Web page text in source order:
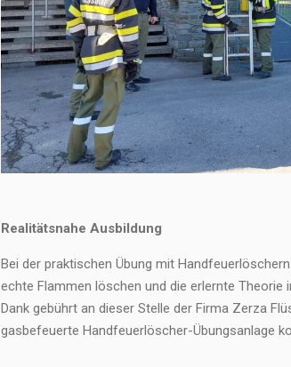
Realitätsnahe Ausbildung
Bei der praktischen Übung mit
echte Flammen löschen und die erlernte Theorie
Dank gebührt an dieser Stelle der Firma Zerza
gasbefeuerte Handfeuerlöscher-Übungsanlage